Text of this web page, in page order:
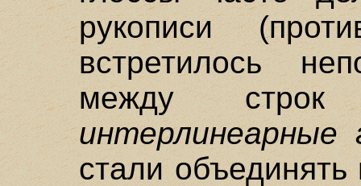
рукописи
встретилось
между строк
интерлинеарные
стали объединять